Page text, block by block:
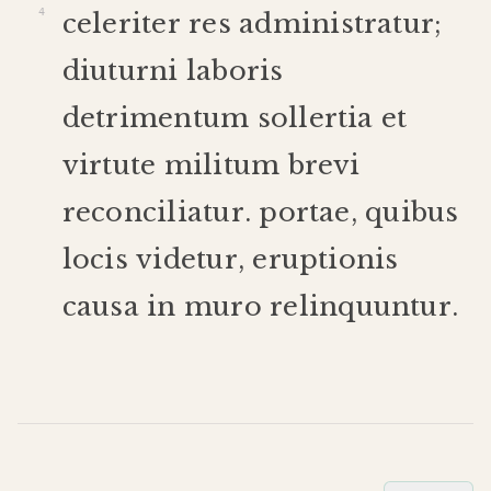
celeriter res administratur;
diuturni laboris
detrimentum sollertia et
virtute militum brevi
reconciliatur. portae, quibus
locis videtur, eruptionis
causa in muro relinquuntur.